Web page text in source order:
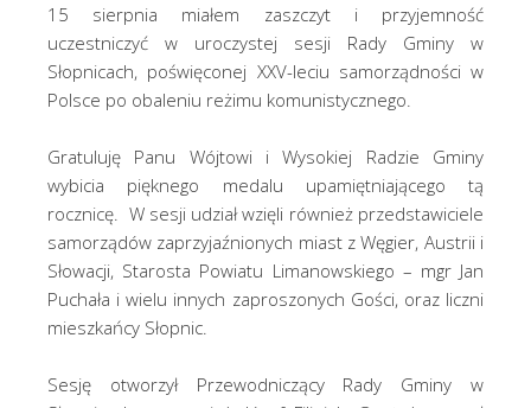
15 sierpnia miałem zaszczyt i przyjemność
uczestniczyć w uroczystej sesji Rady Gminy w
Słopnicach, poświęconej XXV-leciu samorządności w
Polsce po obaleniu reżimu komunistycznego.
Gratuluję Panu Wójtowi i Wysokiej Radzie Gminy
wybicia pięknego medalu upamiętniającego tą
rocznicę. W sesji udział wzięli również przedstawiciele
samorządów zaprzyjaźnionych miast z Węgier, Austrii i
Słowacji, Starosta Powiatu Limanowskiego – mgr Jan
Puchała i wielu innych zaproszonych Gości, oraz liczni
mieszkańcy Słopnic.
Sesję otworzył Przewodniczący Rady Gminy w